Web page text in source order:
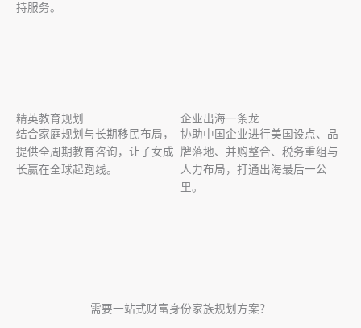
持服务。
精英教育规划
结合家庭规划与长期移民布局，
提供全周期教育咨询，让子女成
长赢在全球起跑线。
企业出海一条龙
协助中国企业进行美国设点、品
牌落地、并购整合、税务重组与
人力布局，打通出海最后一公
里。
需要一站式财富身份家族规划方案？